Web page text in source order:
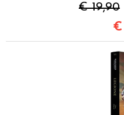
€ 19,90
€